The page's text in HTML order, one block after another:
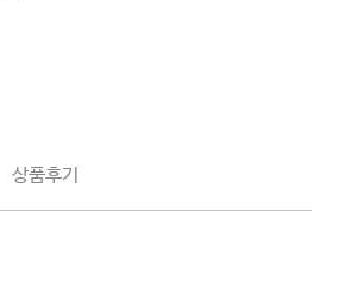
상품후기